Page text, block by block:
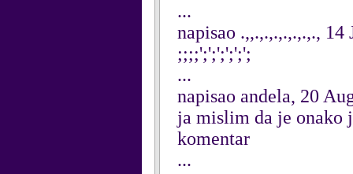
...
napisao .,,.,.,.,.,.,.,., 14
;;;;';';';';';';
...
napisao andela, 20
ja mislim da je onako
komentar
...